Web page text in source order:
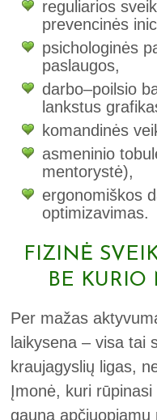
reguliarios
prevencinės
psichologinės
paslaugos,
darbo–poilsio
lankstus
komandinės
asmeninio
mentorystė),
ergonomiškos
optimizavimas.
FIZINĖ
BE KURIO
Per mažas
laikysena – visa tai
kraujagyslių ligas,
Įmonė, kuri
gauna apčiuopiamų